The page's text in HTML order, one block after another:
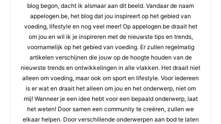
blog begon, dacht ik alsmaar aan dit beeld. Vandaar de naam
appelogen.be, het blog dat jou inspireert op het gebied van
voeding, lifestyle en nog veel meer! Op appelogen.be draait het
om jou en wil ik je inspireren met de nieuwste tips en trends,
voornamelijk op het gebied van voeding. Er zullen regelmatig
artikelen verschijnen die jouw op de hoogte houden van de
nieuwste trends en ontwikkelingen in alle vlakken. Het draait niet
alleen om voeding, maar ook om sport en lifestyle. Voor iedereen
is er wat en draait het alleen om jou en het onderwerp, niet om
mij! Wanneer je een idee hebt voor een bepaald onderwerp, laat
het weten! Door samen een community te creëren, zullen we
elkaar helpen. Door verschillende onderwerpen aan bod te laten